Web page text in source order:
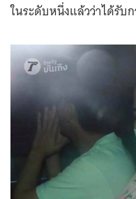
ในระดับหนึ่งแล้วว่าได้รับ